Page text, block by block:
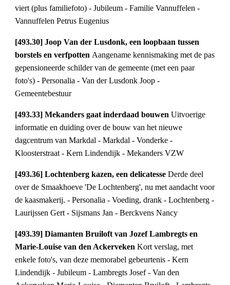
viert (plus familiefoto) - Jubileum - Familie Vannuffelen -
Vannuffelen Petrus Eugenius
[493.30] Joop Van der Lusdonk, een loopbaan tussen
borstels en verfpotten Aangename kennismaking met de pas
gepensioneerde schilder van de gemeente (met een paar
foto's) - Personalia - Van der Lusdonk Joop -
Gemeentebestuur
[493.33] Mekanders gaat inderdaad bouwen Uitvoerige
informatie en duiding over de bouw van het nieuwe
dagcentrum van Markdal - Markdal - Vonderke -
Kloosterstraat - Kern Lindendijk - Mekanders VZW
[493.36] Lochtenberg kazen, een delicatesse Derde deel
over de Smaakhoeve 'De Lochtenberg', nu met aandacht voor
de kaasmakerij. - Personalia - Voeding, drank - Lochtenberg -
Laurijssen Gert - Sijsmans Jan - Berckvens Nancy
[493.39] Diamanten Bruiloft van Jozef Lambregts en
Marie-Louise van den Ackerveken Kort verslag, met
enkele foto's, van deze memorabel gebeurtenis - Kern
Lindendijk - Jubileum - Lambregts Josef - Van den